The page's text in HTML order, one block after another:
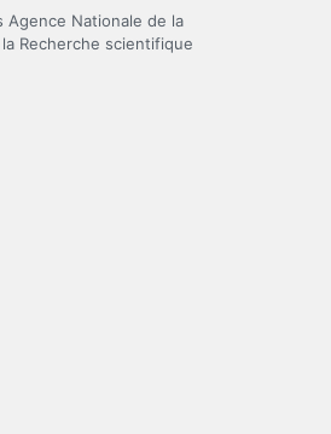
Agence Nationale de la
Recherche scientifique